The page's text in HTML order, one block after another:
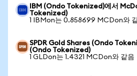
IBM (Ondo Tokenized)에서
Tokenized)
1 IBMon는 0.858699 MCDon와
SPDR Gold Shares (Ondo
(Ondo Tokenized)
1 GLDon는 1.4321 MCDon와 같음